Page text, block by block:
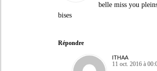
belle miss you
bises
Répondre
ITHAA
11 oct. 2016 à